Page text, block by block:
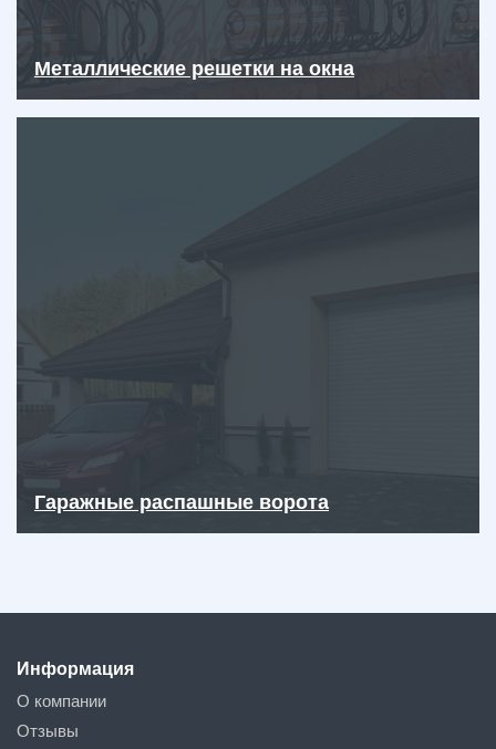
Металлические решетки на окна
Гаражные распашные ворота
Информация
О компании
Отзывы